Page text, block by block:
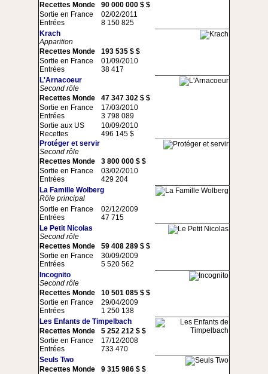
Recettes Monde
90 000 000 $ $
Sortie en France
Entrées
02/02/2011
8 150 825
Krach
Apparition
Recettes Monde
193 535 $ $
Sortie en France
Entrées
01/09/2010
38 417
L'Arnacoeur
Second rôle
Recettes Monde
47 347 302 $ $
Sortie en France
Entrées
17/03/2010
3 798 089
Sortie aux US
Recettes
10/09/2010
496 145 $
Protéger et servir
Second rôle
Recettes Monde
3 800 000 $ $
Sortie en France
Entrées
03/02/2010
429 204
La Famille Wolberg
Rôle principal
Sortie en France
Entrées
02/12/2009
47 715
Le Petit Nicolas
Second rôle
Recettes Monde
59 408 289 $ $
Sortie en France
Entrées
30/09/2009
5 520 562
Incognito
Second rôle
Recettes Monde
10 501 085 $ $
Sortie en France
Entrées
29/04/2009
1 250 138
Les Enfants de Timpelbach
Recettes Monde
5 252 212 $ $
Sortie en France
Entrées
17/12/2008
733 470
Seuls Two
Recettes Monde
9 315 986 $ $